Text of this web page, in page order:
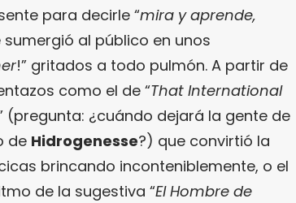
para decirle “mira y aprende,
sumergió al público en unos
!” gritados a todo pulmón. A partir de
como el de “That International
(pregunta: ¿cuándo dejará la gente de
de Hidrogenesse?) que convirtió la
brincando inconteniblemente, o el
de la sugestiva “El Hombre de